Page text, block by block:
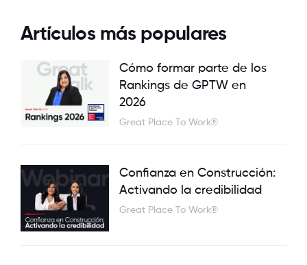
Artículos más populares
Cómo formar parte de los
Rankings de GPTW en
2026
Great Place To Work®
Confianza en Construcción:
Activando la credibilidad
Great Place To Work®